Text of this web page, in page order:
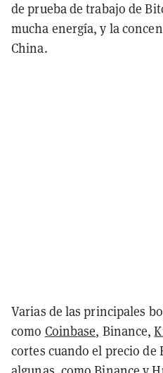
de prueba de trabajo de
mucha energía, y la
China.
Varias de las principales
como Coinbase, Binance,
cortes cuando el precio de